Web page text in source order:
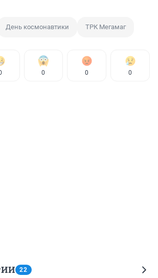
День космонавтики ТРК Мегамаг
0 0 0
22